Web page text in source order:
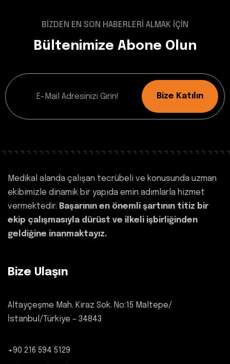
BİZDEN EN SON HABERLERİ ALMAK İÇİN
Bültenimize Abone Olun
Bize Katılın
Medikal alanda çalışan tecrübeli ve konusunda uzman
ekibimizle dinamik bir yapıda emin adımlarla hizmet
vermektedir. Başarının en önemli şartının titiz bir
ekip çalışmasıyla dürüst ve ilkeli işbirliğinden
geldiğine inanmaktayız.
Bize Ulaşın
Altayçeşme Mah. Kiraz Sok. No:15 Maltepe/
İstanbul/Türkiye – 34843
+90 216 594 5129